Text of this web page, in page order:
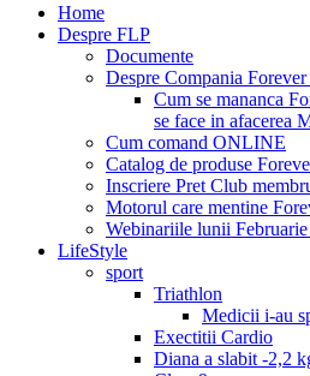
Home
Despre FLP
Documente
Despre Compania
Cum se mananca
se face in afacerea
Cum comand ONLINE
Catalog de produse
Inscriere Pret Club
Motorul care mentine
Webinariile lunii
LifeStyle
sport
Triathlon
Medicii i-au
Exectitii Cardio
Diana a slabit -2,2